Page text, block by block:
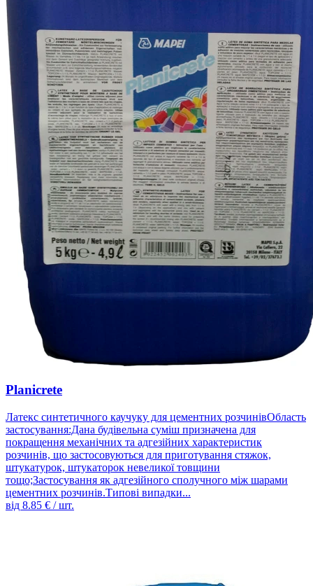
Planicrete
Латекс синтетичного каучуку для цементних розчинівОбласть
застосування:Дана будівельна суміш призначена для
покращення механічних та адгезійних характеристик
розчинів, що застосовуються для приготування стяжок,
штукатурок, штукаторок невеликої товщини
тощо;Застосування як адгезійного сполучного між шарами
цементних розчинів.Типові випадки...
від 8.85 € / шт.